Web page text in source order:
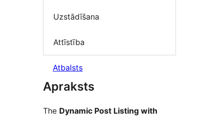
Uzstādīšana
Attīstība
Atbalsts
Apraksts
The Dynamic Post Listing with